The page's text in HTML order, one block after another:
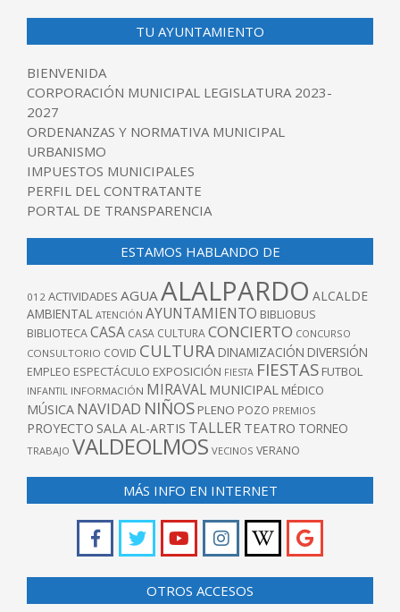
TU AYUNTAMIENTO
BIENVENIDA
CORPORACIÓN MUNICIPAL LEGISLATURA 2023-
2027
ORDENANZAS Y NORMATIVA MUNICIPAL
URBANISMO
IMPUESTOS MUNICIPALES
PERFIL DEL CONTRATANTE
PORTAL DE TRANSPARENCIA
ESTAMOS HABLANDO DE
012 ACTIVIDADES AGUA ALALPARDO ALCALDE
AMBIENTAL ATENCIÓN AYUNTAMIENTO BIBLIOBUS
BIBLIOTECACASA CASA CULTURACONCIERTO CONCURSO
CONSULTORIO COVID CULTURA DINAMIZACIÓN DIVERSIÓN
EMPLEO ESPECTÁCULO EXPOSICIÓN FIESTA FIESTAS FUTBOL
INFANTIL INFORMACIÓN MIRAVAL MUNICIPAL MÉDICO
MÚSICA NAVIDAD NIÑOS PLENO POZO PREMIOS
PROYECTO SALA AL-ARTIS TALLER TEATRO TORNEO
TRABAJO VALDEOLMOS VECINOS VERANO
MÁS INFO EN INTERNET
OTROS ACCESOS